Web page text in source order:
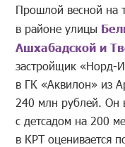
Прошлой весной на
в районе улицы
Ашхабадской и
застройщик «Норд-
в ГК «Аквилон» из
240 млн рублей. Он
с детсадом на 200
в КРТ оценивается